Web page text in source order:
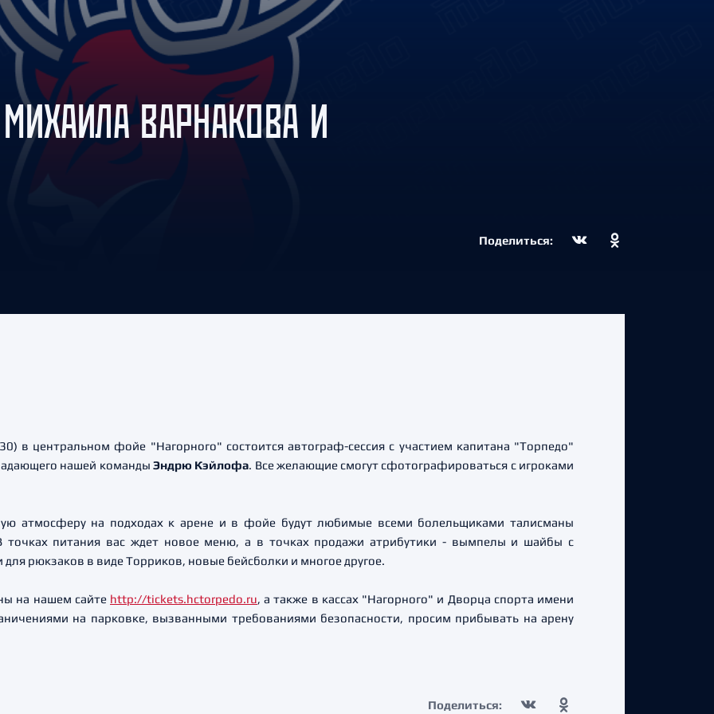
Амур
Барыс
Салават Юлаев
Сибирь
ВАРНАКОВА И
Поделиться:
в центральном фойе "Нагорного" состоится автограф-сессия с участием капитана "Торпедо"
нашей командыЭндрю Кэйлофа. Все желающие смогут сфотографироваться с игроками
атмосферу на подходах к арене и в фойе будут любимые всеми болельщиками талисманы
питания вас ждет новое меню, а в точках продажи атрибутики - вымпелы и шайбы с
рюкзаков в виде Торриков, новые бейсболки и многое другое.
на нашем сайте http://tickets.hctorpedo.ru, а также в кассах "Нагорного" и Дворца спорта имени
на парковке, вызванными требованиями безопасности, просим прибывать на арену
Поделиться: